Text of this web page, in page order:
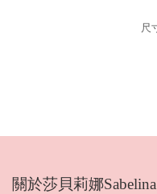
關於莎貝莉娜Sabelina